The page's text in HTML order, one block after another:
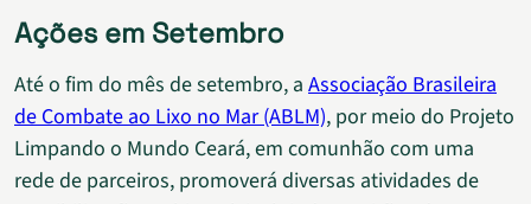
Ações em Setembro
Até o fim do mês de setembro, a Associação Brasileira
de Combate ao Lixo no Mar (ABLM), por meio do Projeto
Limpando o Mundo Ceará, em comunhão com uma
rede de parceiros, promoverá diversas atividades de